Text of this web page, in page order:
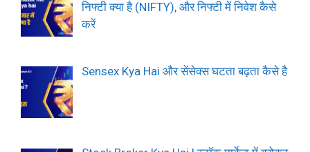
निफ्टी क्या है (NIFTY), और निफ्टी में निवेश कैसे
करें
Sensex Kya Hai और सेंसेक्स घटता बढ़ता कैसे है